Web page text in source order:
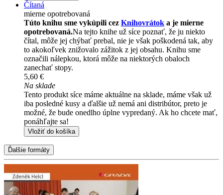
Čítaná
mierne opotrebovaná
Túto knihu sme vykúpili cez Knihovrátok a je mierne
opotrebovaná.Na tejto knihe už síce poznať, že ju niekto
čítal, môže jej chýbať prebal, nie je však poškodená tak, aby
to akokoľvek znižovalo zážitok z jej obsahu. Knihu sme
označili nálepkou, ktorá môže na niektorých obaloch
zanechať stopy.
5,60 €
Na sklade
Tento produkt síce máme aktuálne na sklade, máme však už
iba posledné kusy a ďalšie už nemá ani distribútor, preto je
možné, že bude onedlho úplne vypredaný. Ak ho chcete mať,
ponáhľajte sa!
Vložiť do košíka
Ďalšie formáty